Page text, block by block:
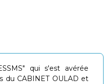
qui s'est avérée
du CABINET OULAD et